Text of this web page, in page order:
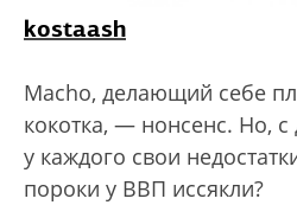
kostaash
Macho, делающий себе
кокотка, — нонсенс. Но, с
у каждого свои
пороки у ВВП иссякли?